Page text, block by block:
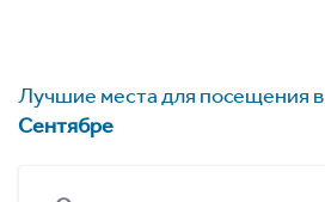
Лучшие места для посещения в
Сентябре